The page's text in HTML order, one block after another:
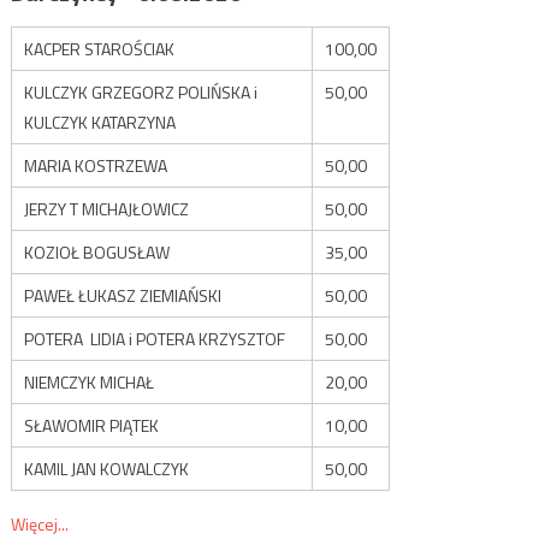
KACPER STAROŚCIAK
100,00
KULCZYK GRZEGORZ POLIŃSKA i
KULCZYK KATARZYNA
50,00
MARIA KOSTRZEWA
50,00
JERZY T MICHAJŁOWICZ
50,00
KOZIOŁ BOGUSŁAW
35,00
PAWEŁ ŁUKASZ ZIEMIAŃSKI
50,00
POTERA LIDIA i POTERA KRZYSZTOF
50,00
NIEMCZYK MICHAŁ
20,00
SŁAWOMIR PIĄTEK
10,00
KAMIL JAN KOWALCZYK
50,00
Więcej...